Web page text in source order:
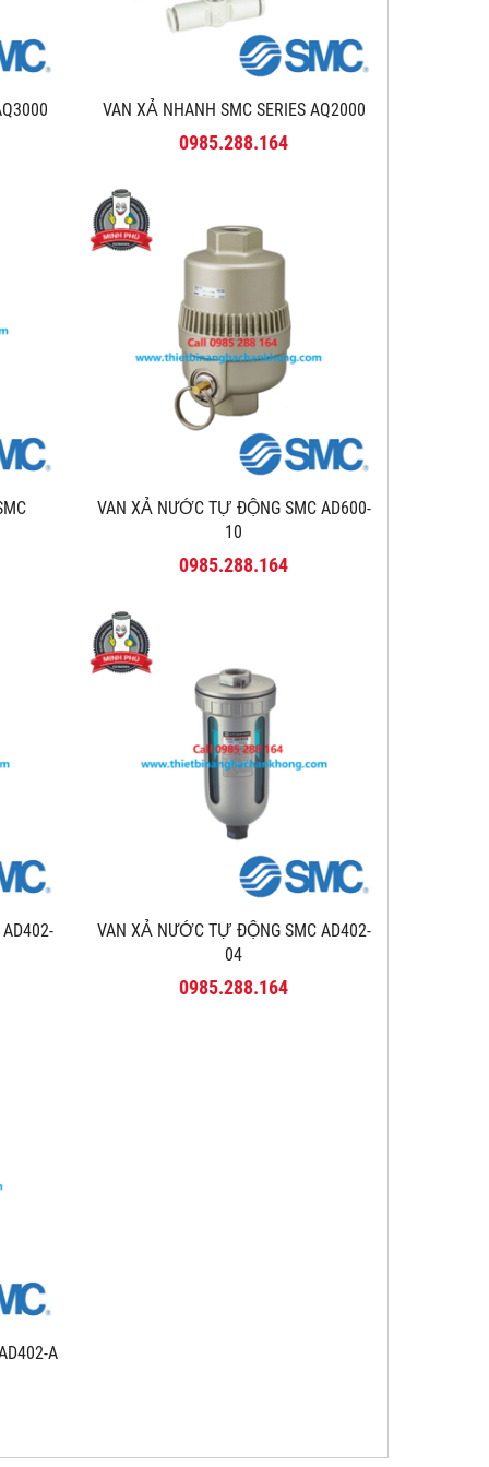
VAN XẢ NHANH SMC SERIES AQ2000
0985.288.164
VAN XẢ NƯỚC TỰ ĐỘNG SMC AD600-
10
0985.288.164
VAN XẢ NƯỚC TỰ ĐỘNG SMC AD402-
04
0985.288.164
A